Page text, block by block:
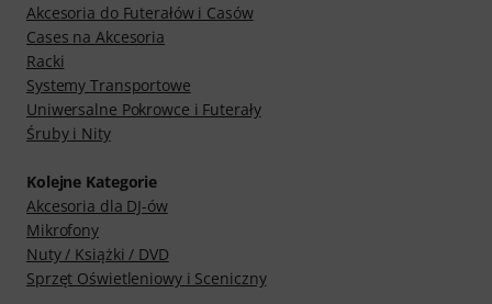
Akcesoria do Futerałów i Casów
Cases na Akcesoria
Racki
Systemy Transportowe
Uniwersalne Pokrowce i Futerały
Śruby i Nity
Kolejne Kategorie
Akcesoria dla DJ-ów
Mikrofony
Nuty / Książki / DVD
Sprzęt Oświetleniowy i Sceniczny